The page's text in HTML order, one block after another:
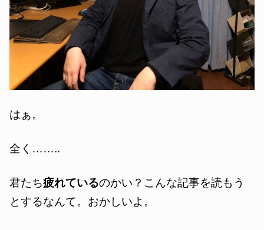
はぁ。
全く……..
君たち疲れているのかい？こんな記事を読もう
とするなんて。おかしいよ。